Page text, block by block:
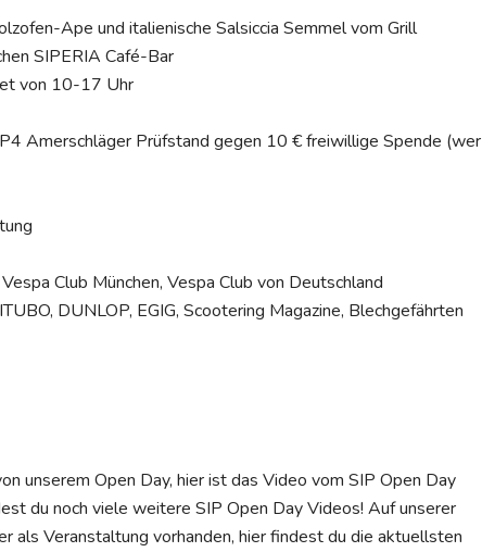
Ape und italienische Salsiccia Semmel vom Grill
SIPERIA Café-Bar
von 10-17 Uhr
Amerschläger Prüfstand gegen 10 € freiwillige Spende (wer
Club München, Vespa Club von Deutschland
DUNLOP, EGIG, Scootering Magazine, Blechgefährten
unserem Open Day, hier ist das Video vom SIP Open Day
du noch viele weitere SIP Open Day Videos! Auf unserer
als Veranstaltung vorhanden, hier findest du die aktuellsten